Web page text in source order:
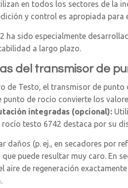
en todos los sectores de la
y control es apropiada
sido especialmente
a largo plazo.
del transmisor de
de Testo, el transmisor de
punto de rocío convierte los
integradas (opcional):
testo 6742 destaca por su
(p. ej., en secadores por
puede resultar muy caro. En
de regeneración